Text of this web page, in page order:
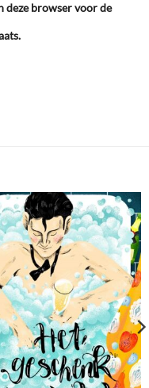
deze browser voor de